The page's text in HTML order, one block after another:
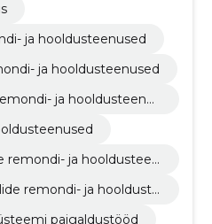
ja hooldusteenused
ja hooldusteenused
ja hooldusteenus
remondi- ja hooldusteen
remondi- ja hoolduste
paigaldustööd